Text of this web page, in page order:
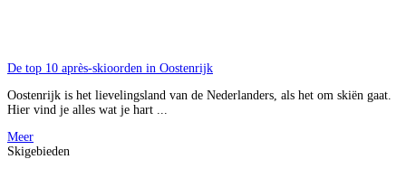
De top 10 après-skioorden in Oostenrijk
Oostenrijk is het lievelingsland van de Nederlanders, als het om skiën gaat.
Hier vind je alles wat je hart ...
Meer
Skigebieden